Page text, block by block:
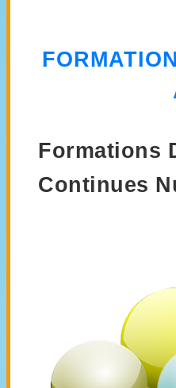
FORMATION
Formations
Continues